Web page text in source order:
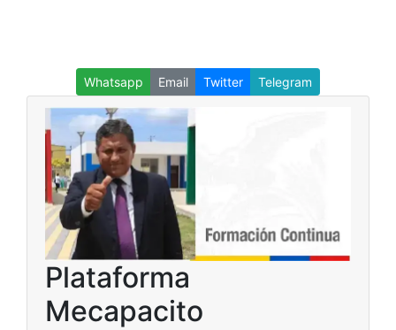
Whatsapp Email Twitter Telegram
Plataforma
Mecapacito